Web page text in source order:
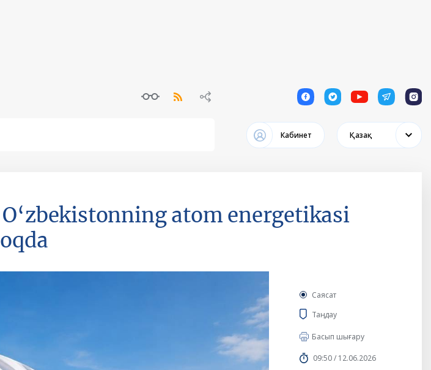
1 1 1 1 1
Кабинет Қазақ
atom energetikasi
Саясат
Таңдау
Басып шығару
09:50 / 12.06.2026